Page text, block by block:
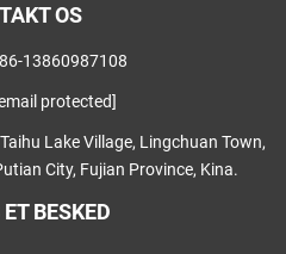
OS
13860987108
protected]
Lake Village, Lingchuan Town,
City, Fujian Province, Kina.
BESKED